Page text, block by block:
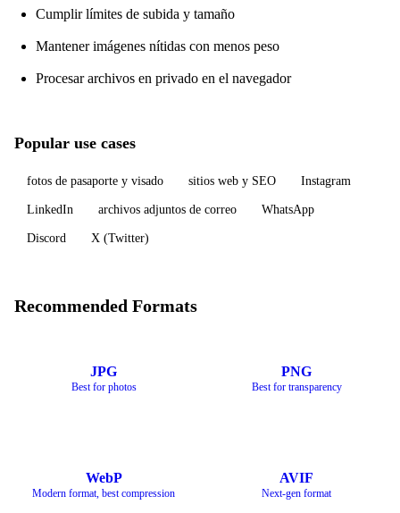
Cumplir límites de subida y tamaño
Mantener imágenes nítidas con menos peso
Procesar archivos en privado en el navegador
Popular use cases
fotos de pasaporte y visado sitios web y SEO Instagram
LinkedIn archivos adjuntos de correo WhatsApp
Discord X (Twitter)
Recommended Formats
JPG
Best for photos
PNG
Best for transparency
WebP
Modern format, best compression
AVIF
Next-gen format